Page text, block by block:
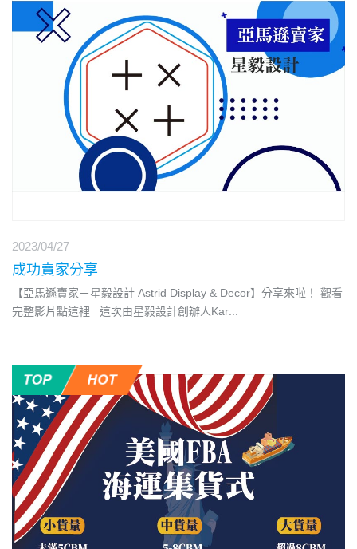
2023/04/27
成功賣家分享
【亞馬遜賣家－星毅設計 Astrid Display & Decor】分享來啦！ 觀看
完整影片點這裡 這次由星毅設計創辦人Kar